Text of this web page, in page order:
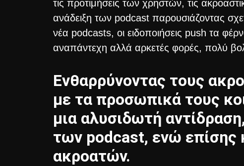
τις προτιμήσεις των χρηστών, τις
ανάδειξη των podcast παρουσιάζοντας
νέα podcasts, οι ειδοποιήσεις push τα
αναπάντεχη αλλά αρκετές φορές, πολύ
Ενθαρρύνοντας τους
με τα προσωπικά τους
μια αλυσιδωτή
των podcast, ενώ επίσης
ακροατών.